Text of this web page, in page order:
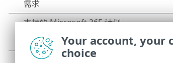
Your account, your
choice